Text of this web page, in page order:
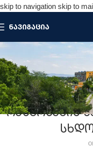
skip to navigation skip to
ᲜᲐᲕᲘᲒᲐᲪᲘᲐ
ქონების
რესურსების